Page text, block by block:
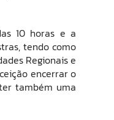
10 horas e a
tendo como
Regionais e
encerrar o
também uma